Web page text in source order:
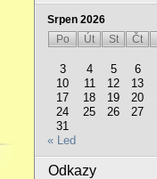
Srpen 2026
Po
Út St Čt
3
4 5 6
10
11 12 13
17
18 19 20
24
25 26 27
31
« Led
Odkazy